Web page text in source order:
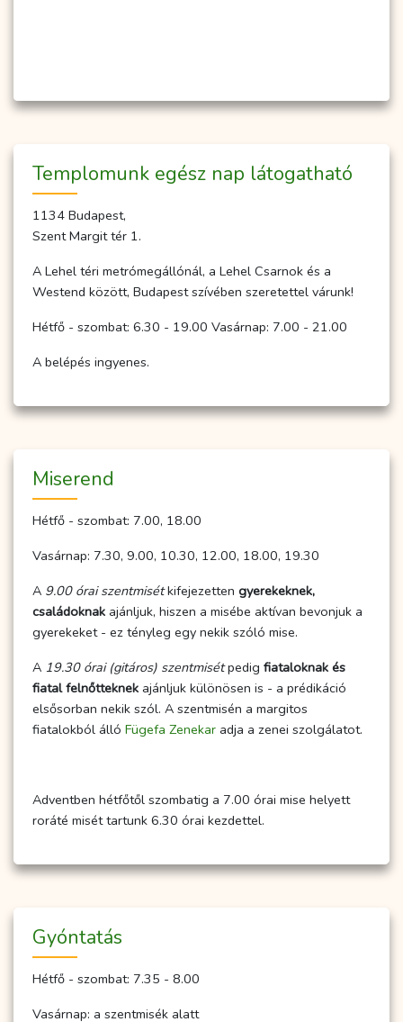
Temp­­lo­­munk egész nap lá­to­gat­ha­tó
1134 Budapest,
Szent Margit tér 1.
A Lehel téri metrómegállónál, a Lehel Csarnok és a
Westend között, Budapest szívében szeretettel várunk!
Hétfő - szombat: 6.30 - 19.00 Vasárnap: 7.00 - 21.00
A belépés ingyenes.
Miserend
Hétfő - szombat: 7.00, 18.00
Vasárnap: 7.30, 9.00, 10.30, 12.00, 18.00, 19.30
A 9.00 órai szentmisétkifejezetten gyerekeknek,
családoknak ajánljuk, hiszen a misébe aktívan bevonjuk a
gyerekeket - ez tényleg egy nekik szóló mise.
A 19.30 órai (gitáros) szentmisétpedig fiataloknak és
fiatal felnőtteknek ajánljuk különösen is - a prédikáció
elsősorban nekik szól. A szentmisén a margitos
fiatalokból álló Fügefa Zenekar adja a zenei szolgálatot.
Adventben hétfőtől szombatig a 7.00 órai mise helyett
roráté misét tartunk 6.30 órai kezdettel.
Gyóntatás
Hétfő - szombat: 7.35 - 8.00
Vasárnap: a szentmisék alatt